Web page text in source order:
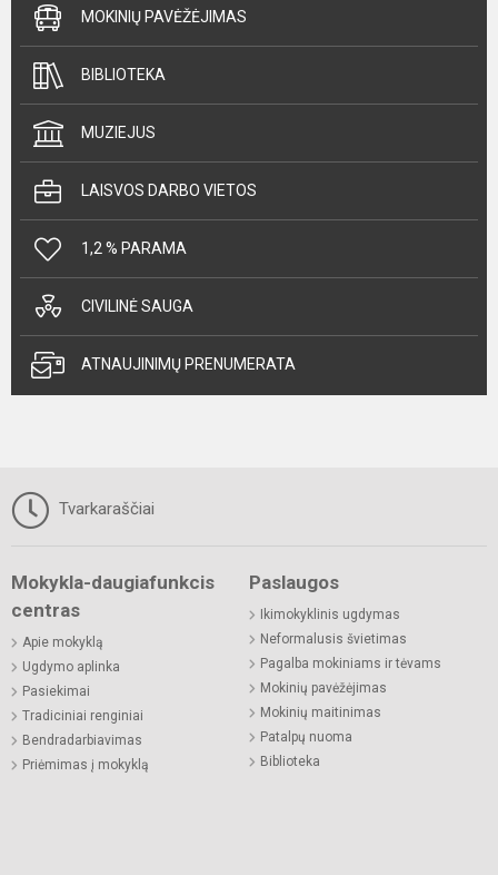
MOKINIŲ PAVĖŽĖJIMAS
BIBLIOTEKA
MUZIEJUS
LAISVOS DARBO VIETOS
1,2 % PARAMA
CIVILINĖ SAUGA
ATNAUJINIMŲ PRENUMERATA
Tvarkaraščiai
Mokykla-daugiafunkcis
centras
Apie mokyklą
Ugdymo aplinka
Pasiekimai
Tradiciniai renginiai
Bendradarbiavimas
Priėmimas į mokyklą
Paslaugos
Ikimokyklinis ugdymas
Neformalusis švietimas
Pagalba mokiniams ir tėvams
Mokinių pavėžėjimas
Mokinių maitinimas
Patalpų nuoma
Biblioteka